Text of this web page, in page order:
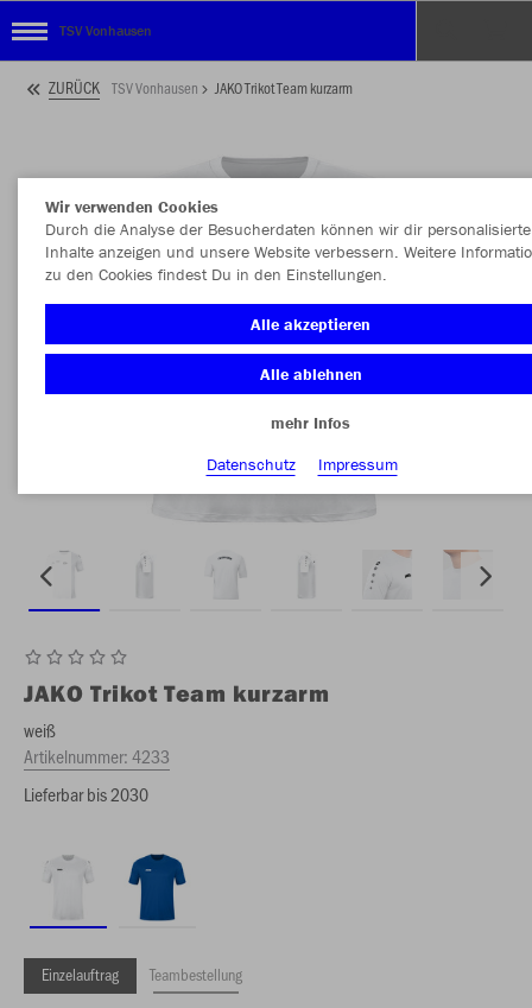
TSV Vonhausen
ZURÜCK TSV Vonhausen JAKO Trikot Team kurzarm
JAKO Trikot Team kurzarm
weiß
Artikelnummer:4233
Lieferbar bis 2030
Einzelauftrag Teambestellung
Wir verwenden Cookies
Durch die Analyse der Besucherdaten können wir dir personalisierte
Inhalte anzeigen und unsere Website verbessern. Weitere
zu den Cookies findest Du in den Einstellungen.
Alle akzeptieren
Alle ablehnen
mehr Infos
Datenschutz
Impressum